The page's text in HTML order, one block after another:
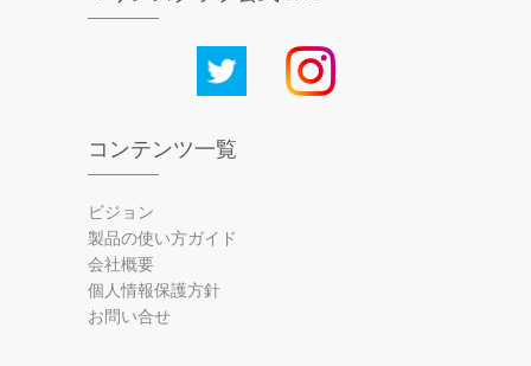
コンテンツ一覧
ビジョン
製品の使い方ガイド
会社概要
個人情報保護方針
お問い合せ